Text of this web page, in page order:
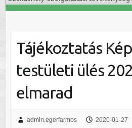
Tájékoztatás
testületi ülés
elmarad
admin.egerfarmos 2020-01-27